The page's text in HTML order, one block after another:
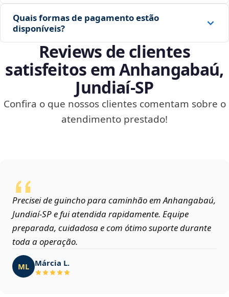
Quais formas de pagamento estão
disponíveis?
Reviews de clientes
satisfeitos em Anhangabaú,
Jundiaí‑SP
Confira o que nossos clientes comentam sobre o
atendimento prestado!
Precisei de guincho para caminhão em Anhangabaú,
Jundiaí‑SP e fui atendida rapidamente. Equipe
preparada, cuidadosa e com ótimo suporte durante
toda a operação.
ML Márcia L.